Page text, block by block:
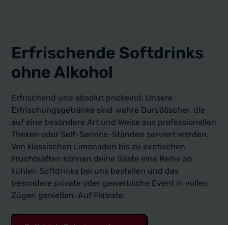
Erfrischende Softdrinks
ohne Alkohol
Erfrischend und absolut prickelnd: Unsere
Erfrischungsgetränke sind wahre Durstlöscher, die
auf eine besondere Art und Weise aus professionellen
Theken oder Self-Service-Ständen serviert werden.
Von klassischen Limonaden bis zu exotischen
Fruchtsäften können deine Gäste eine Reihe an
kühlen Softdrinks bei uns bestellen und das
besondere private oder gewerbliche Event in vollen
Zügen genießen. Auf Flatrate.